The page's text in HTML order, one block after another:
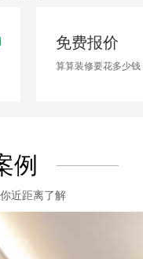
免费报价
算算装修要花多少钱
例
近距离了解